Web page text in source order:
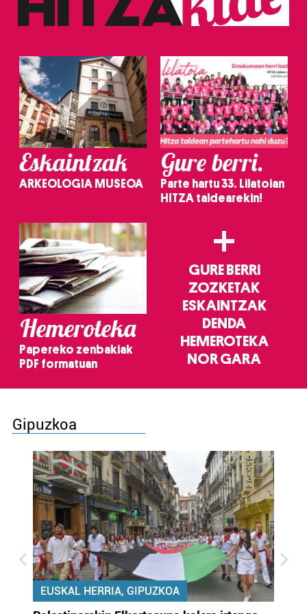
Eskaintzak
ARKEOLOGIA MUSEOA
Gure berri.
Parte hartu 33. Lilatoian
HITZA taldearekin!
Hemeroteka
Papereko zenbakiak
PDF formatuan
+
GURE BERRI
ZOZKETAK
ESKAINTZAK
DENDA
HEMEROTEKA
NOR GARA
Gipuzkoa
EUSKAL HERRIA, GIPUZKOA